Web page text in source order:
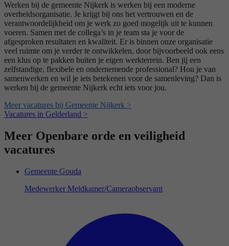
Werken bij de gemeente Nijkerk is werken bij een moderne
overheidsorganisatie. Je krijgt bij ons het vertrouwen en de
verantwoordelijkheid om je werk zo goed mogelijk uit te kunnen
voeren. Samen met de collega’s in je team sta je voor de
afgesproken resultaten en kwaliteit. Er is binnen onze organisatie
veel ruimte om je verder te ontwikkelen, door bijvoorbeeld ook eens
een klus op te pakken buiten je eigen werkterrein. Ben jij een
zelfstandige, flexibele en ondernemende professional? Hou je van
samenwerken en wil je iets betekenen voor de samenleving? Dan is
werken bij de gemeente Nijkerk echt iets voor jou.
Meer vacatures bij Gemeente Nijkerk >
Vacatures in Gelderland >
Meer Openbare orde en veiligheid
vacatures
Gemeente Gouda
Medewerker Meldkamer/Cameraobservant